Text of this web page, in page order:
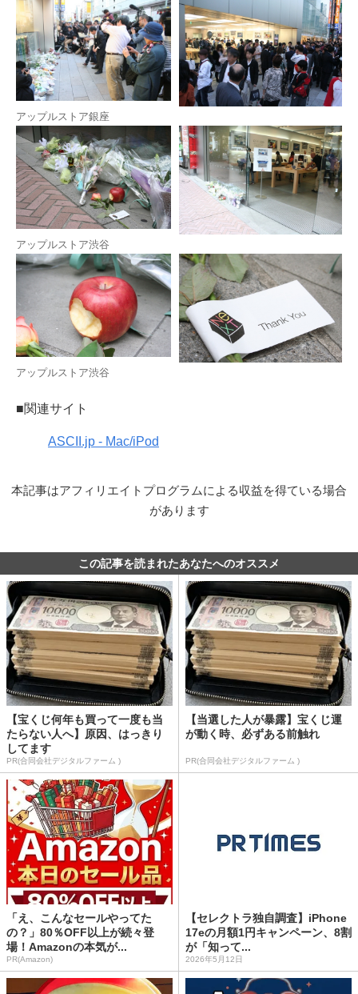
アップルストア銀座
アップルストア渋谷
アップルストア渋谷
■関連サイト
ASCII.jp - Mac/iPod
本記事はアフィリエイトプログラムによる収益を得ている場合
があります
この記事を読まれたあなたへのオススメ
【宝くじ何年も買って一度も当
たらない人へ】原因、はっきり
してます
PR(合同会社デジタルファーム )
【当選した人が暴露】宝くじ運
が動く時、必ずある前触れ
PR(合同会社デジタルファーム )
「え、こんなセールやってた
の？」80％OFF以上が続々登
場！Amazonの本気が...
PR(Amazon)
【セレクトラ独自調査】iPhone
17eの月額1円キャンペーン、8割
が「知って...
2026年5月12日